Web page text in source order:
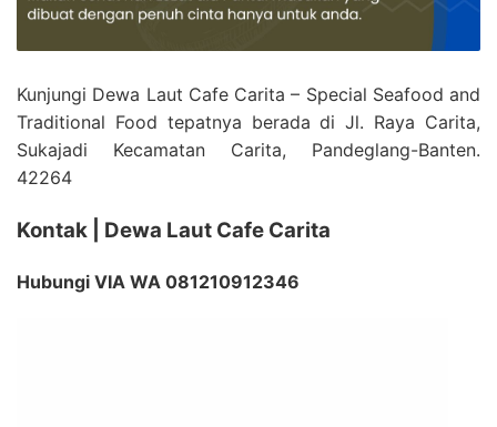
Kunjungi Dewa Laut Cafe Carita – Special Seafood and
Traditional Food tepatnya berada di Jl. Raya Carita,
Sukajadi Kecamatan Carita, Pandeglang-Banten.
42264
Kontak | Dewa Laut Cafe Carita
Hubungi VIA WA 081210912346